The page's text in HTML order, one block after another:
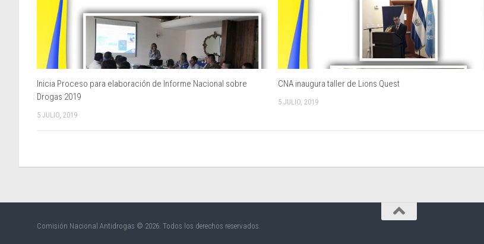
Inicia Proceso para elaboración de Informe Nacional sobre
Drogas 2019
5 JULIO, 2019
CNA inaugura taller de Lions Quest
5 JULIO, 2019
Comisión Nacional Antidrogas © 2026. Todos los derechos reservados.